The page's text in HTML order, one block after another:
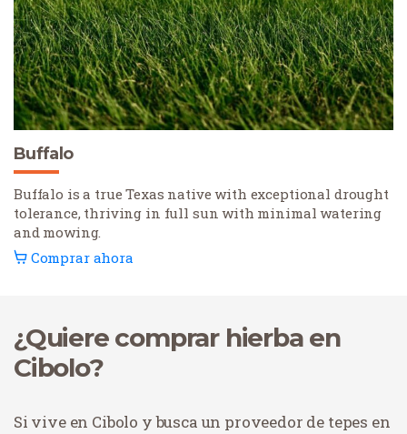
Buffalo
Buffalo is a true Texas native with exceptional drought
tolerance, thriving in full sun with minimal watering
and mowing.
Comprar ahora
¿Quiere comprar hierba en
Cibolo?
Si vive en Cibolo y busca un proveedor de tepes en